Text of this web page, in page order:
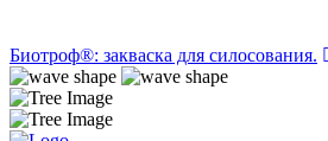
Биотроф®: закваска для силосования.